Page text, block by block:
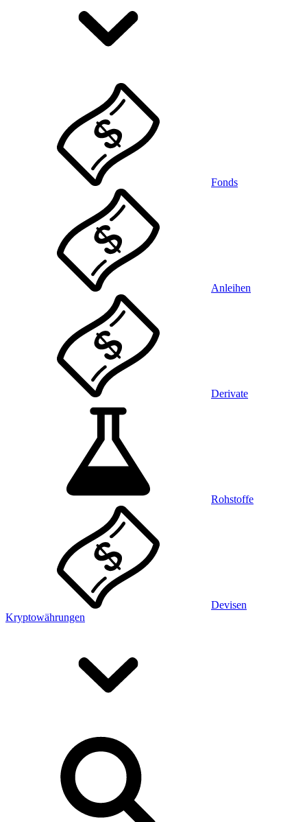
Fonds
Anleihen
Derivate
Rohstoffe
Devisen
Kryptowährungen